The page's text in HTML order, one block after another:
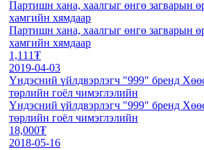
Партишн хана, хаалгыг өнгө загварын
хамгийн хямдаар
Партишн хана, хаалгыг өнгө загварын
хамгийн хямдаар
1,111₮
2019-04-03
Үндэсний үйлдвэрлэгч "999" бренд
төрлийн гоёл чимэглэлийн
Үндэсний үйлдвэрлэгч "999" бренд
төрлийн гоёл чимэглэлийн
18,000₮
2018-05-16